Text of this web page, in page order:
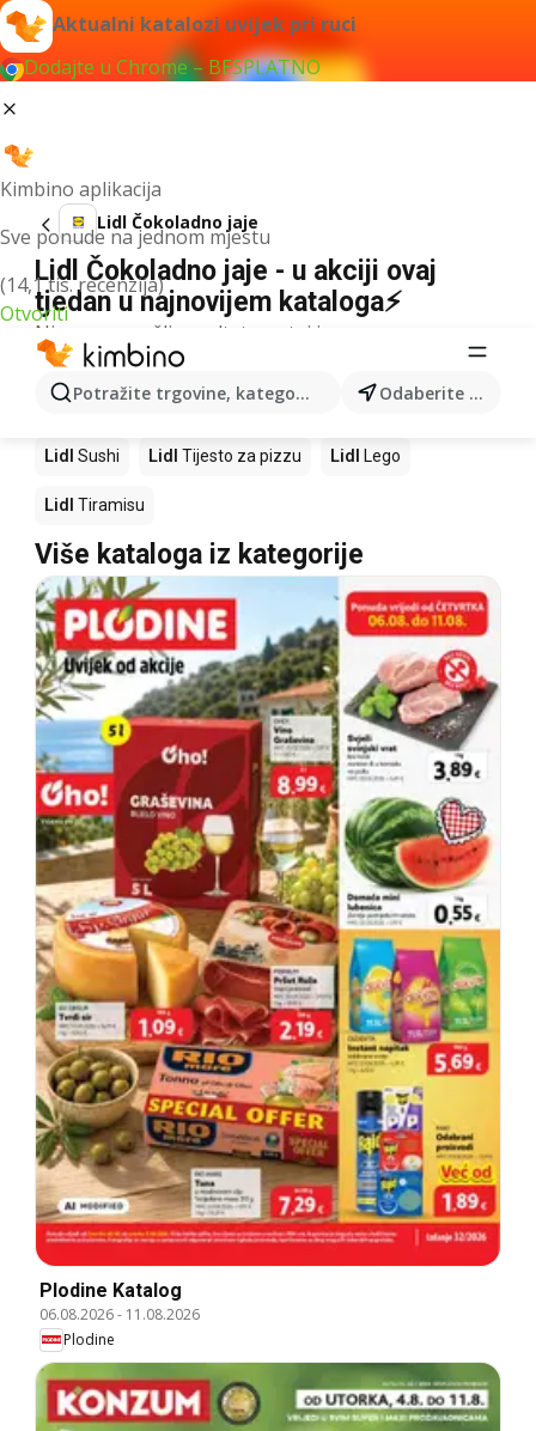
Aktualni katalozi uvijek pri ruci
Dodajte u Chrome – BESPLATNO
Kimbino aplikacija
Sve ponude na jednom mjestu
(14,1 tis. recenzija)
Otvoriti
Potražite trgovine, kategorije, proizvode... Odaberite grad
Lidl Čokoladno jaje
Lidl Čokoladno jaje - u akciji ovaj
tjedan u najnovijem kataloga⚡
Nismo pronašli rezultate za taj izraz.
Slijedeći proizvodi u trgovinama Lidl
Lidl LidlPizza LidlMango Lidl
Lidl Sushi Lidl Tijesto za pizzu Lidl Lego
Lidl Tiramisu
Više kataloga iz kategorije
Plodine Katalog
06.08.2026- 11.08.2026
Plodine